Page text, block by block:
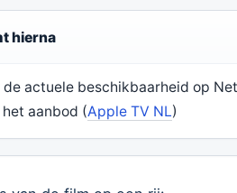
hierna
de actuele beschikbaarheid op
aanbod (Apple TV NL)